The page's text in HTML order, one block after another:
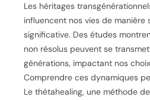
Les héritages
influencent nos vies de manière
significative. Des études
non résolus peuvent se
générations, impactant nos
Comprendre ces dynamiques
Le thétahealing, une méthode